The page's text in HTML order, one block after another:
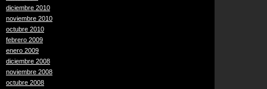
diciembre 2010
noviembre 2010
octubre 2010
febrero 2009
enero 2009
diciembre 2008
noviembre 2008
octubre 2008